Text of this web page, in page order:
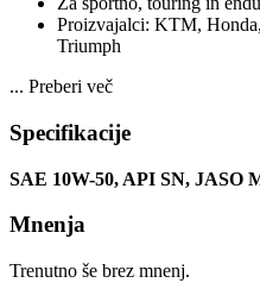
Proizvajalci: KTM,
Triumph
... Preberi več
Specifikacije
SAE 10W-50, API SN, JASO
Mnenja
Trenutno še brez mnenj.